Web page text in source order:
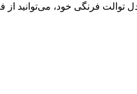
فرنگی خود، می‌توانید از